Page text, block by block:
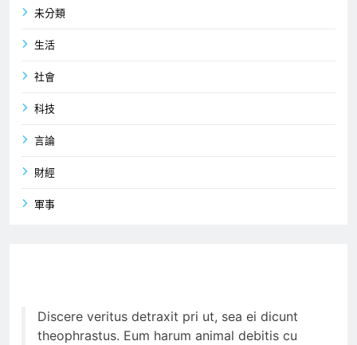
未分類
生活
社會
科技
言論
財經
軍事
Discere veritus detraxit pri ut, sea ei dicunt
theophrastus. Eum harum animal debitis cu